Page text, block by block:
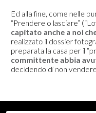
Ed alla fine, come nelle
“Prendere o lasciare”
capitato anche a noi
realizzato il dossier
preparata la casa per il
committente abbia
decidendo di non